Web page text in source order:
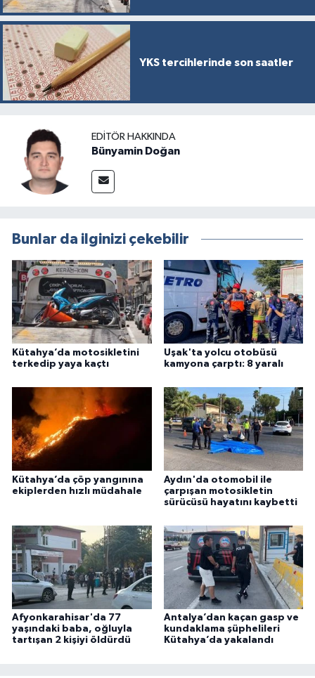
YKS tercihlerinde son saatler
EDITÖR HAKKINDA
Bünyamin Doğan
Bunlar da ilginizi çekebilir
Kütahya’da motosikletini
terkedip yaya kaçtı
Uşak'ta yolcu otobüsü
kamyona çarptı: 8 yaralı
Kütahya’da çöp yangınına
ekiplerden hızlı müdahale
Aydın'da otomobil ile
çarpışan motosikletin
sürücüsü hayatını kaybetti
Afyonkarahisar'da 77
yaşındaki baba, oğluyla
tartışan 2 kişiyi öldürdü
Antalya’dan kaçan gasp ve
kundaklama şüphelileri
Kütahya’da yakalandı